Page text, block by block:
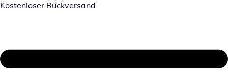
Kostenloser Rückversand